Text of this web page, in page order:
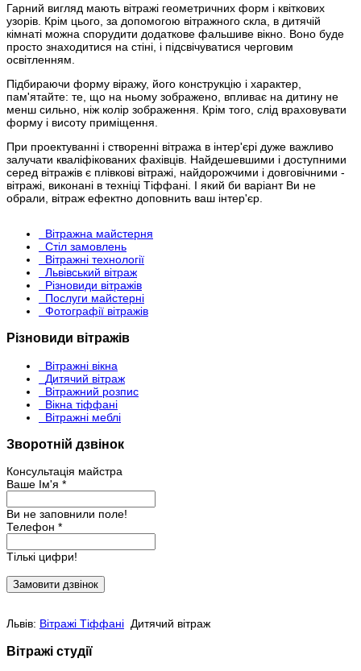
Гарний вигляд мають вітражі геометричних форм і квіткових
узорів. Крім цього, за допомогою вітражного скла, в дитячій
кімнаті можна спорудити додаткове фальшиве вікно. Воно буде
просто знаходитися на стіні, і підсвічуватися черговим
освітленням.
Підбираючи форму віражу, його конструкцію і характер,
пам'ятайте: те, що на ньому зображено, впливає на дитину не
менш сильно, ніж колір зображення. Крім того, слід враховувати
форму і висоту приміщення.
При проектуванні і створенні вітража в інтер'єрі дуже важливо
залучати кваліфікованих фахівців. Найдешевшими і доступними
серед вітражів є плівкові вітражі, найдорожчими і довговічними -
вітражі, виконані в техніці Тіффані. І який би варіант Ви не
обрали, вітраж ефектно доповнить ваш інтер'єр.
Вітражна майстерня
Стіл замовлень
Вітражні технології
Львівський вітраж
Різновиди вітражів
Послуги майстерні
Фотографії вітражів
Різновиди вітражів
Вітражні вікна
Дитячий вітраж
Вітражний розпис
Вікна тіффані
Вітражні меблі
Зворотній дзвінок
Консультація майстра
Ваше Ім'я *
Ви не заповнили поле!
Телефон *
Тількі цифри!
Львів: Вітражі Тіффані Дитячий вітраж
Вітражі студії